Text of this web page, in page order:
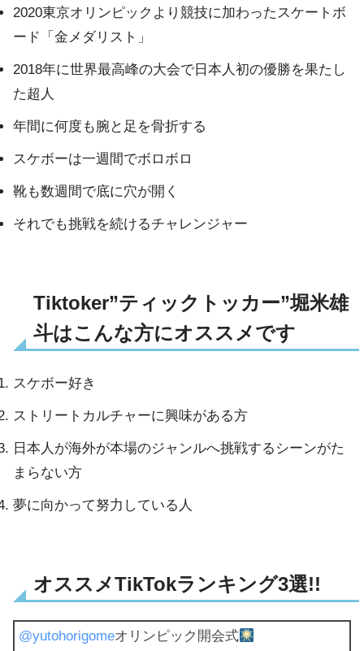
2020東京オリンピックより競技に加わったスケートボ
ード「金メダリスト」
2018年に世界最高峰の大会で日本人初の優勝を果たし
た超人
年間に何度も腕と足を骨折する
スケボーは一週間でボロボロ
靴も数週間で底に穴が開く
それでも挑戦を続けるチャレンジャー
Tiktoker”ティックトッカー”堀米雄
斗はこんな方にオススメです
スケボー好き
ストリートカルチャーに興味がある方
日本人が海外が本場のジャンルへ挑戦するシーンがた
まらない方
夢に向かって努力している人
オススメTikTokランキング3選!!
@yutohorigomeオリンピック開会式